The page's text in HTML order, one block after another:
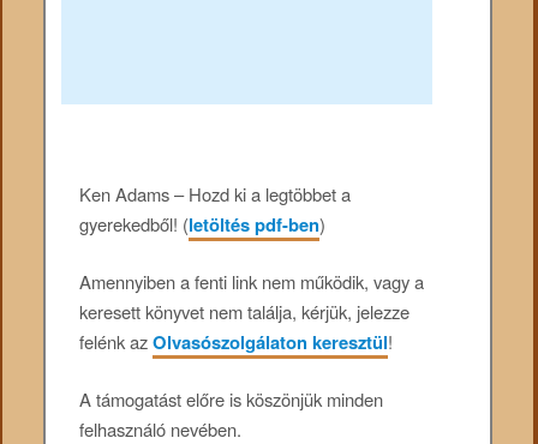
Ken Adams – Hozd ki a legtöbbet a
gyerekedből! (letöltés pdf-ben)
Amennyiben a fenti link nem működik, vagy a
keresett könyvet nem találja, kérjük, jelezze
felénk azOlvasószolgálaton keresztül!
A támogatást előre is köszönjük minden
felhasználó nevében.